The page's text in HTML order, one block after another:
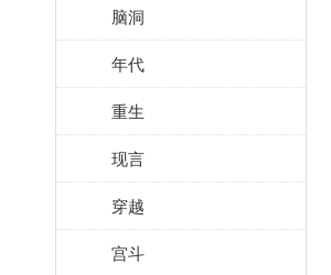
脑洞
年代
重生
现言
穿越
宫斗